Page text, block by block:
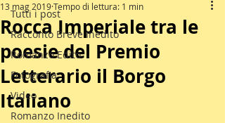
Tutti i post
Racconto Breve Inedito
Romanzo Edito
Fotografia
Video
Romanzo Inedito
Rocca Imperiale tra le
poesie del Premio
Letterario il Borgo
Italiano
13 mag 2019Tempo di lettura: 1 min